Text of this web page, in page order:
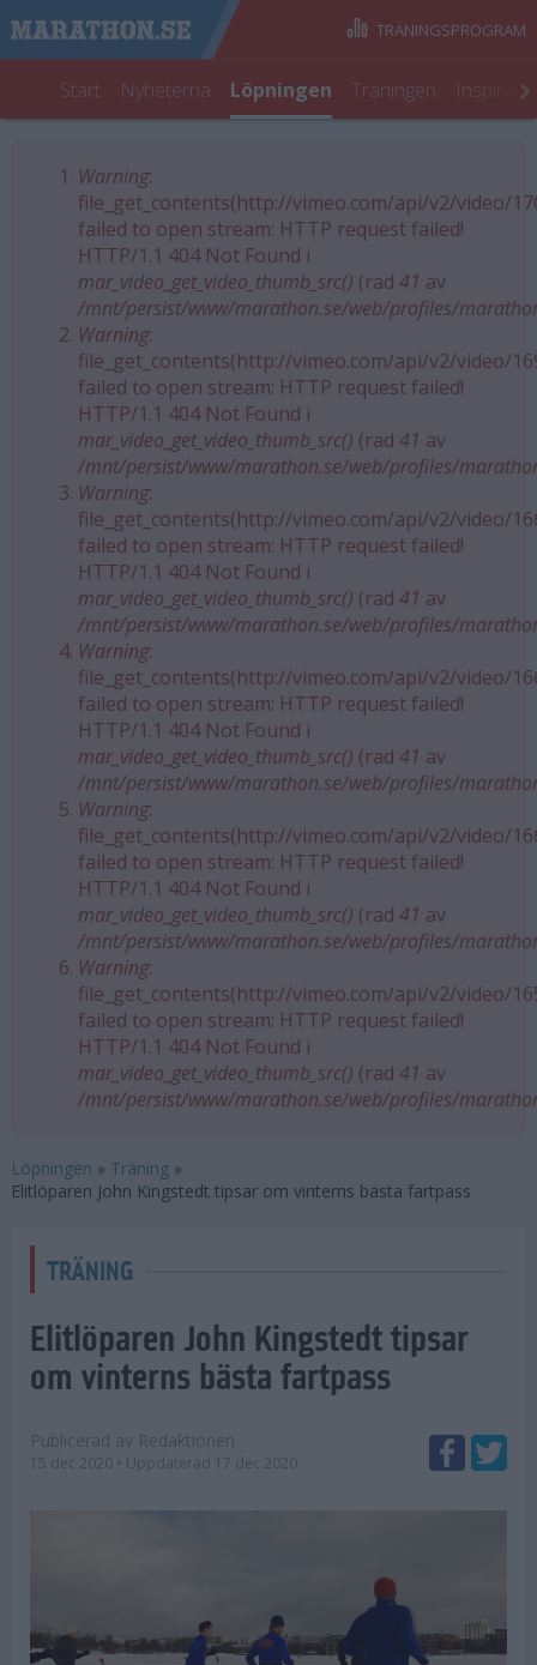
Start Nyheterna Löpningen Träningen
TRÄNINGSPROGRAM
Felmeddelande
Warning:
file_get_contents(http://vimeo.com/api/v2/video/
failed to open stream: HTTP request failed!
HTTP/1.1 404 Not Found i
mar_video_get_video_thumb_src() (rad 41 av
/mnt/persist/www/marathon.se/web/profiles/
Warning:
file_get_contents(http://vimeo.com/api/v2/video/
failed to open stream: HTTP request failed!
HTTP/1.1 404 Not Found i
mar_video_get_video_thumb_src() (rad 41 av
/mnt/persist/www/marathon.se/web/profiles/
Warning:
file_get_contents(http://vimeo.com/api/v2/video/
failed to open stream: HTTP request failed!
HTTP/1.1 404 Not Found i
mar_video_get_video_thumb_src() (rad 41 av
/mnt/persist/www/marathon.se/web/profiles/
Warning:
file_get_contents(http://vimeo.com/api/v2/video/
failed to open stream: HTTP request failed!
HTTP/1.1 404 Not Found i
mar_video_get_video_thumb_src() (rad 41 av
/mnt/persist/www/marathon.se/web/profiles/
Warning:
file_get_contents(http://vimeo.com/api/v2/video/
failed to open stream: HTTP request failed!
HTTP/1.1 404 Not Found i
mar_video_get_video_thumb_src() (rad 41 av
/mnt/persist/www/marathon.se/web/profiles/
Warning:
file_get_contents(http://vimeo.com/api/v2/video/
failed to open stream: HTTP request failed!
HTTP/1.1 404 Not Found i
mar_video_get_video_thumb_src() (rad 41 av
/mnt/persist/www/marathon.se/web/profiles/
Löpningen » Träning »
Elitlöparen John Kingstedt tipsar om vinterns bästa fartpass
TRÄNING
Elitlöparen John Kingstedt tipsar
om vinterns bästa fartpass
Publicerad av Redaktionen
15 dec 2020 • Uppdaterad 17 dec 2020